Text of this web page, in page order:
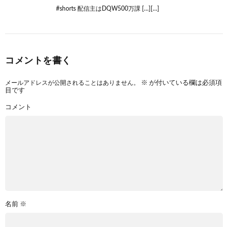
#shorts 配信主はDQW500万課 […][…]
コメントを書く
メールアドレスが公開されることはありません。 ※ が付いている欄は必須項
目です
コメント
名前 ※